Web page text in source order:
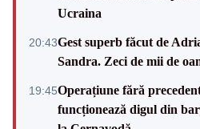
Ucraina
20:43Gest superb făcut de
Sandra. Zeci de mii de
19:45Operațiune fără
funcționează digul din